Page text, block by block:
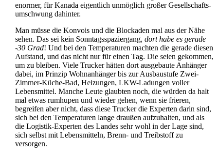
enormer, für Kanada eigentlich unmöglich großer Gesellschafts­
umschwung dahinter.
Man müsse die Konvois und die Blockaden mal aus der Nähe
sehen. Das sei kein Sonntags­spaziergang, dort habe es gerade
-30 Grad! Und bei den Temperaturen machten die gerade diesen
Aufstand, und das nicht nur für einen Tag. Die seien gekommen,
um zu bleiben. Viele Trucker hätten dort ausgebaute Anhänger
dabei, im Prinzip Wohnanhänger bis zur Ausbaustufe Zwei-
Zimmer-Küche-Bad, Heizungen, LKW-Ladungen voller
Lebensmittel. Manche Leute glaubten noch, die würden da halt
mal etwas rumhupen und wieder gehen, wenn sie frieren,
begreifen aber nicht, dass diese Trucker die Experten darin sind,
sich bei den Temperaturen lange draußen aufzuhalten, und als
die Logistik-Experten des Landes sehr wohl in der Lage sind,
sich selbst mit Lebensmitteln, Brenn- und Treibstoff zu
versorgen.